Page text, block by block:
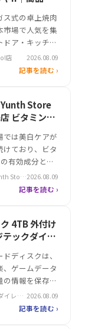
が、EASYJOY
りラックで
ス式の卓上焼肉
市場で人気を集
ドア・キッチン
つです。自宅で
ューから、キャ
供する「炙りや
やすさと機能
めています。専
使用が必須です
…
店 2026.08.09
記事を読む ›
Yunth Store
ビタミンC
白美容液の
い方
では美白ケアが
けており、ビタ
有効成分とし
用されていま
の保湿や弾力性
加しています。
Yunthの生ビタ
ビタミンCを
で肌に届ける医
…
Store2026.08.09
記事を読む ›
4TB 外付け
テックダイレ
ディスクは、
、ゲームデータ
の情報を保存す
須デバイスとし
めています。特
イレク 2026.08.09
記事を読む ›